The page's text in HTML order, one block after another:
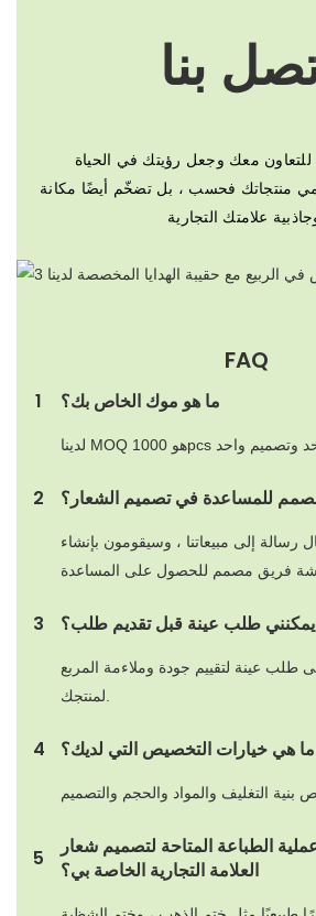
بنا
منتجاتك فحسب ، بل تضخّم أيضًا مكانة
FAQ
1 ما هو موك الخاص بك؟
2 للمساعدة في تصميم الشعار؟
رسالة إلى مبيعاتنا ، وسيقومون بإنشاء
3 طلب عينة قبل تقديم طلب؟
عينة لتقييم جودة وملاءمة المربع
4 ما هي خيارات التخصيص التي لديك؟
5
الطباعة المتاحة لتصميم شعار
العلامة التجارية الخاصة بي؟